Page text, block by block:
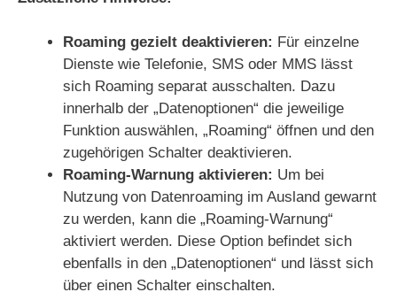
Roaming gezielt deaktivieren: Für einzelne
Dienste wie Telefonie, SMS oder MMS lässt
sich Roaming separat ausschalten. Dazu
innerhalb der „Datenoptionen“ die jeweilige
Funktion auswählen, „Roaming“ öffnen und den
zugehörigen Schalter deaktivieren.
Roaming-Warnung aktivieren: Um bei
Nutzung von Datenroaming im Ausland gewarnt
zu werden, kann die „Roaming-Warnung“
aktiviert werden. Diese Option befindet sich
ebenfalls in den „Datenoptionen“ und lässt sich
über einen Schalter einschalten.